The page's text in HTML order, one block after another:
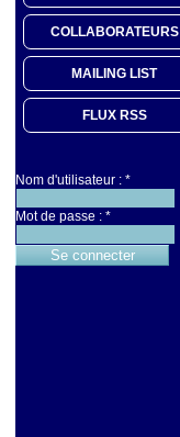
COLLABORATEURS
MAILING LIST
FLUX RSS
Nom d'utilisateur : *
Mot de passe : *